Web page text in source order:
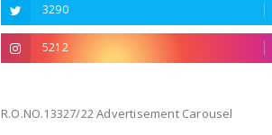
3290
5212
R.O.NO.13327/22 Advertisement Carousel